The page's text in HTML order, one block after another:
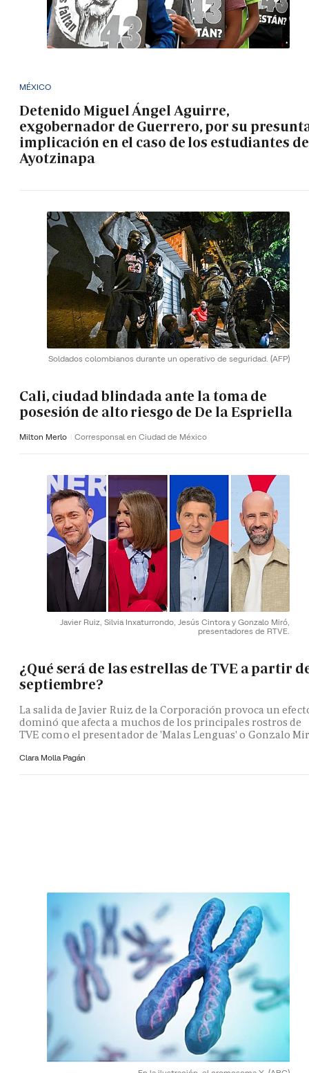
MÉXICO
Detenido Miguel Ángel Aguirre,
exgobernador de Guerrero, por su
implicación en el caso de los estudiantes de
Ayotzinapa
Soldados colombianos durante un operativo de seguridad. (AFP)
Cali, ciudad blindada ante la toma de
posesión de alto riesgo de De la Espriella
Milton Merlo Corresponsal en Ciudad de México
Javier Ruiz, Silvia Inxaturrondo, Jesús Cintora y Gonzalo Miró,
presentadores de RTVE.
¿Qué será de las estrellas de TVE a partir
septiembre?
La salida de Javier Ruiz de la Corporación provoca un
dominó que afecta a muchos de los principales rostros de
TVE como el presentador de 'Malas Lenguas' o Gonzalo
Clara Molla Pagán